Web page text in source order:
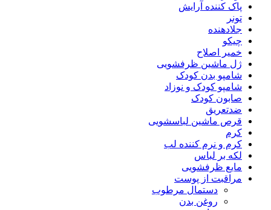
پاک کننده آرایش
تونر
جلادهنده
چیکو
خمیر اصلاح
ژل ماشین ظرفشویی
شامپو بدن کودک
شامپو کودک و نوزاد
صابون کودک
ضدتعریق
قرص ماشین لباسشویی
کرم
کرم و نرم کننده لب
لکه بر لباس
مایع ظرفشویی
مراقبت از پوست
دستمال مرطوب
روغن بدن